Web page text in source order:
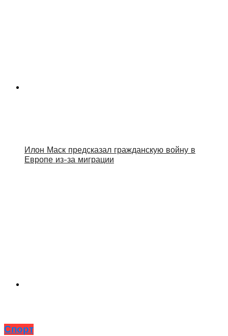
Илон Маск предсказал гражданскую войну в
Европе из-за миграции
Спорт